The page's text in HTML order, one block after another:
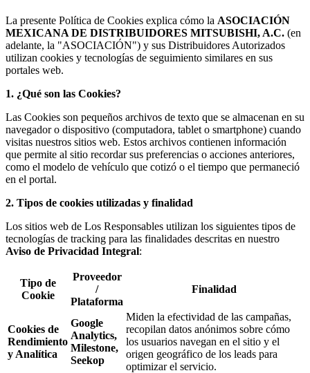
La presente Política de Cookies explica cómo la ASOCIACIÓN
MEXICANA DE DISTRIBUIDORES MITSUBISHI, A.C. (en
adelante, la "ASOCIACIÓN") y sus Distribuidores Autorizados
utilizan cookies y tecnologías de seguimiento similares en sus
portales web.
1. ¿Qué son las Cookies?
Las Cookies son pequeños archivos de texto que se almacenan en su
navegador o dispositivo (computadora, tablet o smartphone) cuando
visitas nuestros sitios web. Estos archivos contienen información
que permite al sitio recordar sus preferencias o acciones anteriores,
como el modelo de vehículo que cotizó o el tiempo que permaneció
en el portal.
2. Tipos de cookies utilizadas y finalidad
Los sitios web de Los Responsables utilizan los siguientes tipos de
tecnologías de tracking para las finalidades descritas en nuestro
Aviso de Privacidad Integral:
Tipo de
Cookie
Proveedor
/
Plataforma
Finalidad
Cookies de
Rendimiento
y Analítica
Google
Analytics,
Milestone,
Seekop
Miden la efectividad de las campañas,
recopilan datos anónimos sobre cómo
los usuarios navegan en el sitio y el
origen geográfico de los leads para
optimizar el servicio.